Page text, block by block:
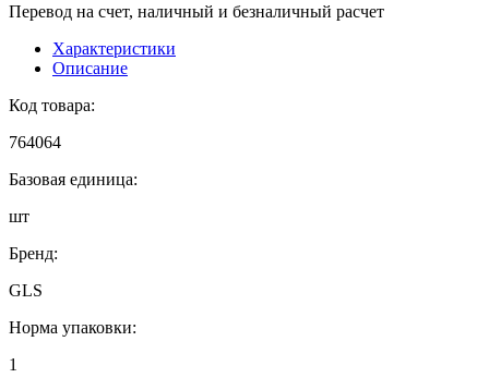
Перевод на счет, наличный и безналичный расчет
Характеристики
Описание
Код товара:
764064
Базовая единица:
шт
Бренд:
GLS
Норма упаковки:
1